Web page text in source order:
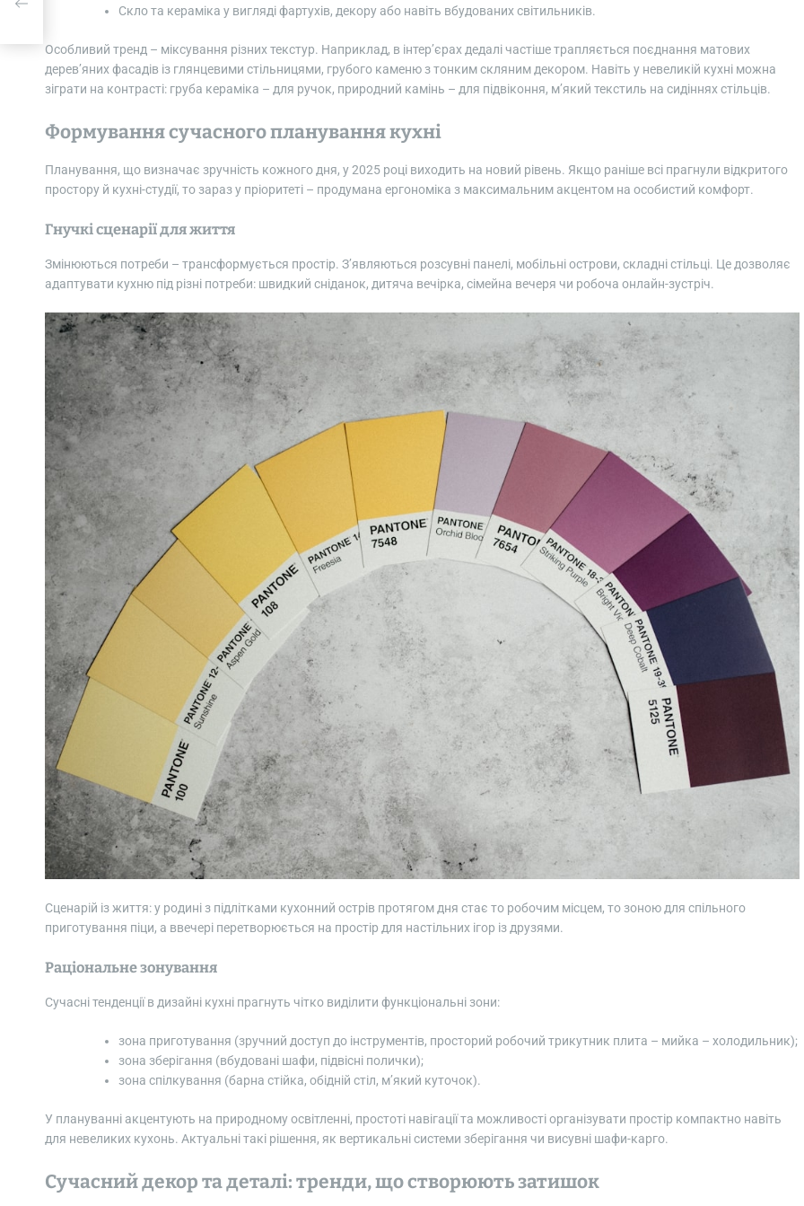
Скло та кераміка у вигляді фартухів, декору або навіть вбудованих світильників.
Особливий тренд – міксування різних текстур. Наприклад, в інтер’єрах дедалі частіше трапляється поєднання матових
дерев’яних фасадів із глянцевими стільницями, грубого каменю з тонким скляним декором. Навіть у невеликій кухні можна
зіграти на контрасті: груба кераміка – для ручок, природний камінь – для підвіконня, м’який текстиль на сидіннях стільців.
Формування сучасного планування кухні
Планування, що визначає зручність кожного дня, у 2025 році виходить на новий рівень. Якщо раніше всі прагнули відкритого
простору й кухні-студії, то зараз у пріоритеті – продумана ергономіка з максимальним акцентом на особистий комфорт.
Гнучкі сценарії для життя
Змінюються потреби – трансформується простір. З’являються розсувні панелі, мобільні острови, складні стільці. Це дозволяє
адаптувати кухню під різні потреби: швидкий сніданок, дитяча вечірка, сімейна вечеря чи робоча онлайн-зустріч.
Сценарій із життя: у родині з підлітками кухонний острів протягом дня стає то робочим місцем, то зоною для спільного
приготування піци, а ввечері перетворюється на простір для настільних ігор із друзями.
Раціональне зонування
Сучасні тенденції в дизайні кухні прагнуть чітко виділити функціональні зони:
зона приготування (зручний доступ до інструментів, просторий робочий трикутник плита – мийка – холодильник);
зона зберігання (вбудовані шафи, підвісні полички);
зона спілкування (барна стійка, обідній стіл, м’який куточок).
У плануванні акцентують на природному освітленні, простоті навігації та можливості організувати простір компактно навіть
для невеликих кухонь. Актуальні такі рішення, як вертикальні системи зберігання чи висувні шафи-карго.
Сучасний декор та деталі: тренди, що створюють затишок